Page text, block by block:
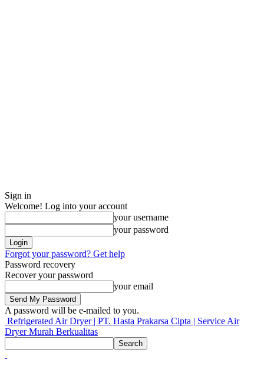
Sign in
Welcome! Log into your account
your username
your password
Forgot your password? Get help
Password recovery
Recover your password
your email
A password will be e-mailed to you.
Refrigerated Air Dryer | PT. Hasta Prakarsa Cipta | Service Air
Dryer Murah Berkualitas